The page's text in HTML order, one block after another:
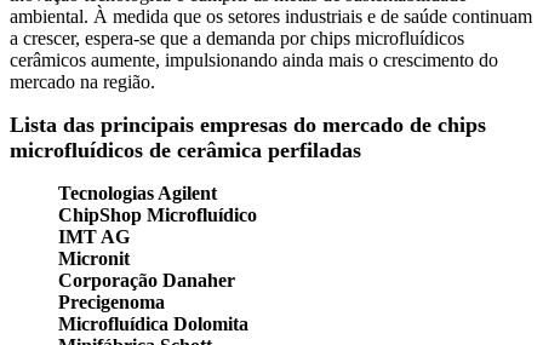
ambiental. À medida que os setores industriais e de saúde continuam
a crescer, espera-se que a demanda por chips microfluídicos
cerâmicos aumente, impulsionando ainda mais o crescimento do
mercado na região.
Lista das principais empresas do mercado de chips
microfluídicos de cerâmica perfiladas
Tecnologias Agilent
ChipShop Microfluídico
IMT AG
Micronit
Corporação Danaher
Precigenoma
Microfluídica Dolomita